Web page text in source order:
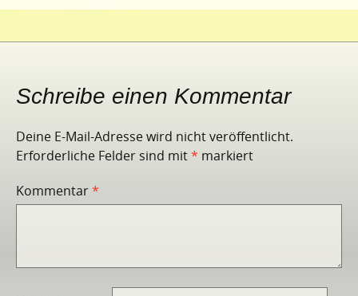
Schreibe einen Kommentar
Deine E-Mail-Adresse wird nicht veröffentlicht.
Erforderliche Felder sind mit* markiert
Kommentar*